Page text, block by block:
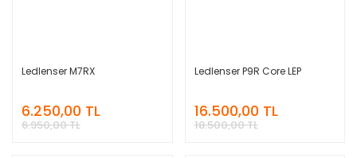
Ledlenser M7RX
6.250,00 TL
6.950,00 TL
Ledlenser P9R Core LEP
16.500,00 TL
18.500,00 TL